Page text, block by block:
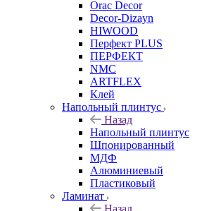
Orac Decor
Decor-Dizayn
HIWOOD
Перфект PLUS
ПЕРФЕКТ
NMC
ARTFLEX
Клей
Напольный плинтус
Назад
Напольный плинтус
Шпонированный
МДФ
Алюминиевый
Пластиковый
Ламинат
Назад